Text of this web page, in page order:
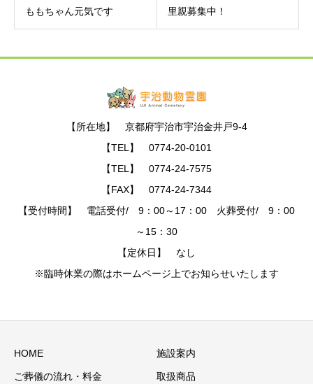
ももちゃん元気です 里親募集中！
【所在地】 京都府宇治市宇治金井戸9-4
【TEL】 0774-20-0101
【TEL】 0774-24-7575
【FAX】 0774-24-7344
【受付時間】 電話受付/ 9：00～17：00 火葬受付/ 9：00
～15：30
【定休日】 なし
※臨時休業の際はホームページ上でお知らせいたします
HOME 施設案内
ご葬儀の流れ・料金 取扱商品